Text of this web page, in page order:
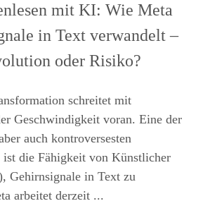
mit KI: Wie Meta
in Text verwandelt –
oder Risiko?
schreitet mit
Geschwindigkeit voran. Eine der
auch kontroversesten
die Fähigkeit von Künstlicher
Gehirnsignale in Text zu
arbeitet derzeit ...